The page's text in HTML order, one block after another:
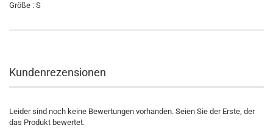
Größe : S
Kundenrezensionen
Leider sind noch keine Bewertungen vorhanden. Seien Sie der Erste, der
das Produkt bewertet.